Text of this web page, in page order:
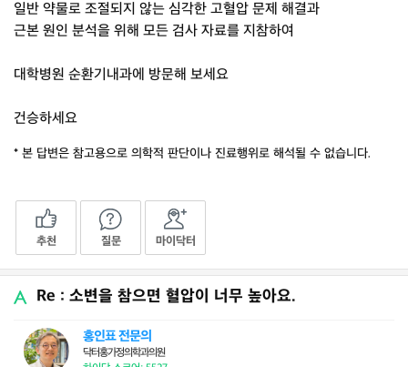
일반 약물로 조절되지 않는 심각한 고혈압 문제 해결과
근본 원인 분석을 위해 모든 검사 자료를 지참하여
대학병원 순환기내과에 방문해 보세요
건승하세요
* 본 답변은 참고용으로 의학적 판단이나 진료행위로 해석될 수 없습니다.
추천 질문 마이닥터
Re : 소변을 참으면 혈압이 너무 높아요.
홍인표 전문의
닥터홍가정의학과의원